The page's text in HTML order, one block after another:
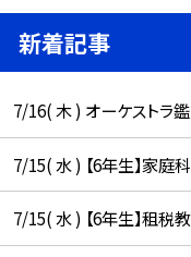
新着記事
7/16( 木 ) オーケストラ
7/15( 水 ) 【6年生】家庭
7/15( 水 ) 【6年生】租税